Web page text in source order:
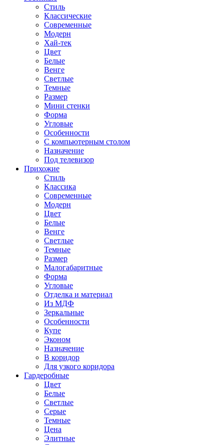
Стиль
Классические
Современные
Модерн
Хай-тек
Цвет
Белые
Венге
Светлые
Темные
Размер
Мини стенки
Форма
Угловые
Особенности
С компьютерным столом
Назначение
Под телевизор
Прихожие
Стиль
Классика
Современные
Модерн
Цвет
Белые
Венге
Светлые
Темные
Размер
Малогабаритные
Форма
Угловые
Отделка и материал
Из МДФ
Зеркальные
Особенности
Купе
Эконом
Назначение
В коридор
Для узкого коридора
Гардеробные
Цвет
Белые
Светлые
Серые
Темные
Цена
Элитные